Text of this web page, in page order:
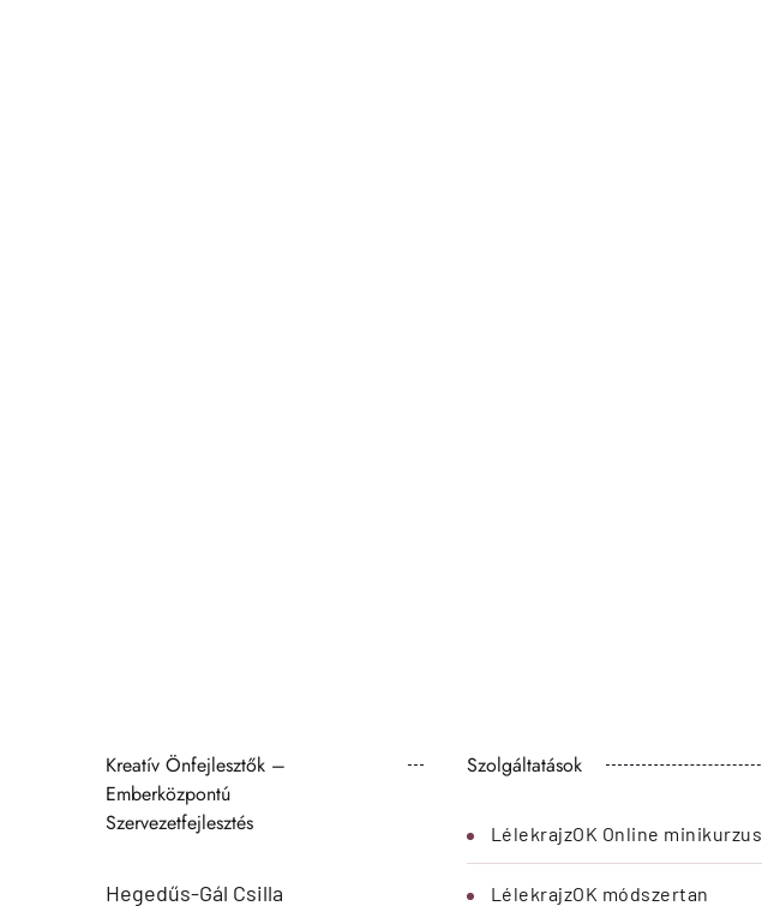
Kreatív Önfejlesztők –
Emberközpontú
Szervezetfejlesztés
Hegedűs-Gál Csilla
Szolgáltatások
LélekrajzOK Online minikurzus
LélekrajzOK módszertan